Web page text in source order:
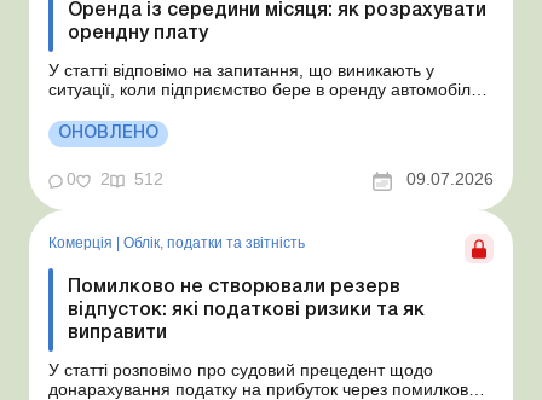
Оренда із середини місяця: як розрахувати
орендну плату
У статті відповімо на запитання, що виникають у
ситуації, коли підприємство бере в оренду автомобіль у
місяця. Підприємство орендує у фізособи автомобіль з
15.07.2026. Згідно з умовами договору орендна плата
становить 4 000 грн на місяць. Виникла...
ОНОВЛЕНО
0 2 512 09.07.2026
Комерція | Облік, податки та звiтнiсть
Помилково не створювали резерв
відпусток: які податкові ризики та як
виправити
У статті розповімо про судовий прецедент щодо
донарахування податку на прибуток через помилково